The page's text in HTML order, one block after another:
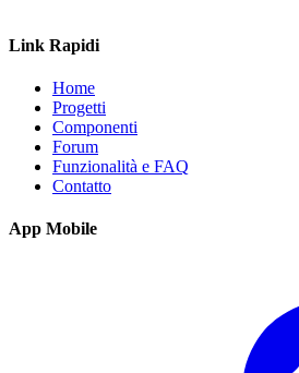
Link Rapidi
Home
Progetti
Componenti
Forum
Funzionalità e FAQ
Contatto
App Mobile